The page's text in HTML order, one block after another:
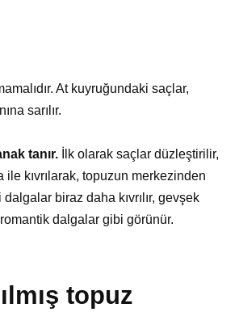
At kuyruğundaki saçlar,
sarılır.
tanır. İlk olarak saçlar düzleştirilir,
kıvrılarak, topuzun merkezinden
biraz daha kıvrılır, gevşek
dalgalar gibi görünür.
topuz